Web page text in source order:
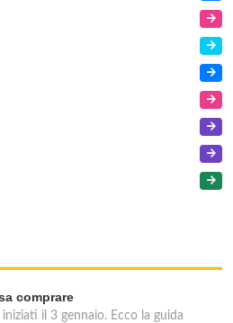
comprare
il 3 gennaio. Ecco la guida